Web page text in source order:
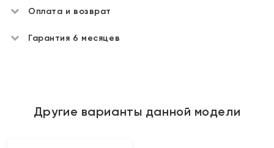
Оплата и возврат
Гарантия 6 месяцев
Другие варианты данной модели